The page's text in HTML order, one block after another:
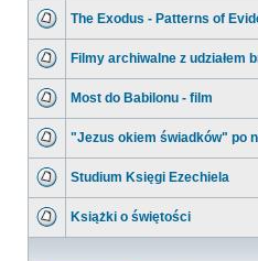
The Exodus - Patterns of
Filmy archiwalne z udziałem
Most do Babilonu - film
"Jezus okiem świadków" po
Studium Księgi Ezechiela
Książki o świętości